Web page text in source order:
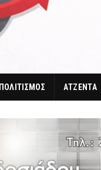
ΠΟΛΙΤΙΣΜΟΣ ΑΤΖΕΝΤΑ